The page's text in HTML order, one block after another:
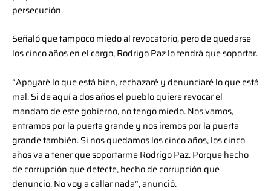
persecución.
Señaló que tampoco miedo al revocatorio, pero de quedarse
los cinco años en el cargo, Rodrigo Paz lo tendrá que soportar.
“Apoyaré lo que está bien, rechazaré y denunciaré lo que está
mal. Si de aquí a dos años el pueblo quiere revocar el
mandato de este gobierno, no tengo miedo. Nos vamos,
entramos por la puerta grande y nos iremos por la puerta
grande también. Si nos quedamos los cinco años, los cinco
años va a tener que soportarme Rodrigo Paz. Porque hecho
de corrupción que detecte, hecho de corrupción que
denuncio. No voy a callar nada”, anunció.